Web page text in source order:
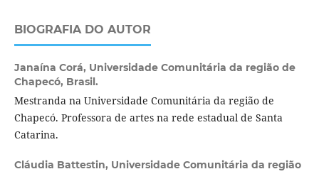
BIOGRAFIA DO AUTOR
Janaína Corá, Universidade Comunitária da região de
Chapecó, Brasil.
Mestranda na Universidade Comunitária da região de
Chapecó. Professora de artes na rede estadual de Santa
Catarina.
Cláudia Battestin, Universidade Comunitária da região